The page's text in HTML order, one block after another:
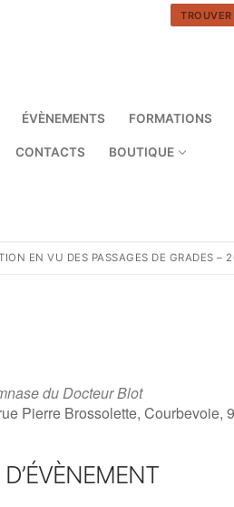
ÉVÈNEMENTS FORMATIONS
CONTACTS BOUTIQUE
EN VU DES PASSAGES DE GRADES –
du Docteur Blot
Pierre Brossolette, Courbevoie,